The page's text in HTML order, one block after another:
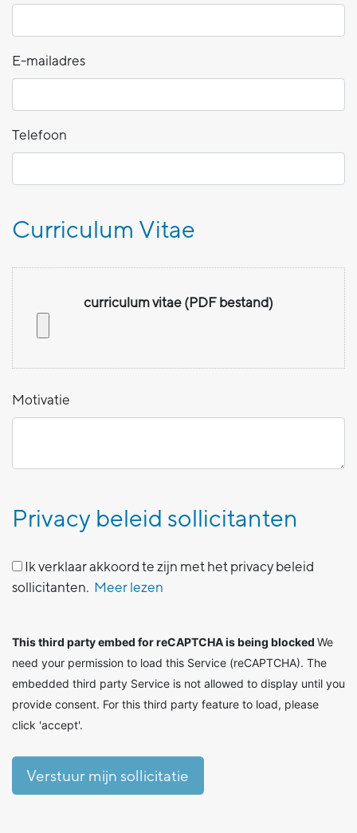
E-mailadres
Telefoon
Curriculum Vitae
curriculum vitae (PDF bestand)
Motivatie
Privacy beleid sollicitanten
Ik verklaar akkoord te zijn met het privacy beleid
sollicitanten. Meer lezen
This third party embed for reCAPTCHA is being blocked We
need your permission to load this Service (reCAPTCHA). The
embedded third party Service is not allowed to display until you
provide consent. For this third party feature to load, please
click 'accept'.